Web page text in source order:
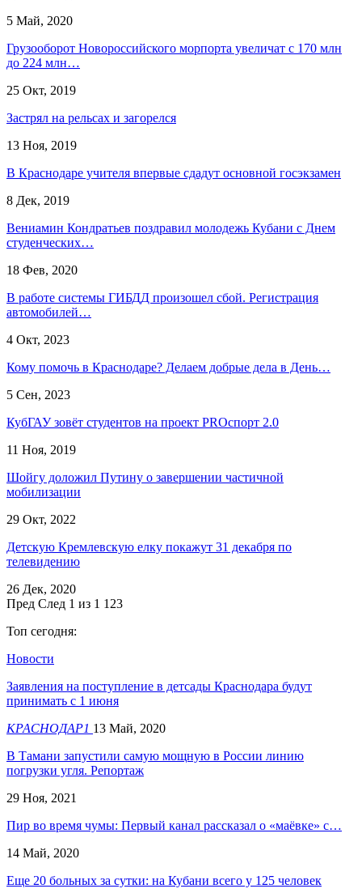
5 Май, 2020
Грузооборот Новороссийского морпорта увеличат с 170 млн
до 224 млн…
25 Окт, 2019
Застрял на рельсах и загорелся
13 Ноя, 2019
В Краснодаре учителя впервые сдадут основной госэкзамен
8 Дек, 2019
Вениамин Кондратьев поздравил молодежь Кубани с Днем
студенческих…
18 Фев, 2020
В работе системы ГИБДД произошел сбой. Регистрация
автомобилей…
4 Окт, 2023
Кому помочь в Краснодаре? Делаем добрые дела в День…
5 Сен, 2023
КубГАУ зовёт студентов на проект PROспорт 2.0
11 Ноя, 2019
Шойгу доложил Путину о завершении частичной
мобилизации
29 Окт, 2022
Детскую Кремлевскую елку покажут 31 декабря по
телевидению
26 Дек, 2020
Пред След 1 из 1 123
Топ сегодня:
Новости
Заявления на поступление в детсады Краснодара будут
принимать с 1 июня
КРАСНОДАР1 13 Май, 2020
В Тамани запустили самую мощную в России линию
погрузки угля. Репортаж
29 Ноя, 2021
Пир во время чумы: Первый канал рассказал о «маёвке» с…
14 Май, 2020
Еще 20 больных за сутки: на Кубани всего у 125 человек